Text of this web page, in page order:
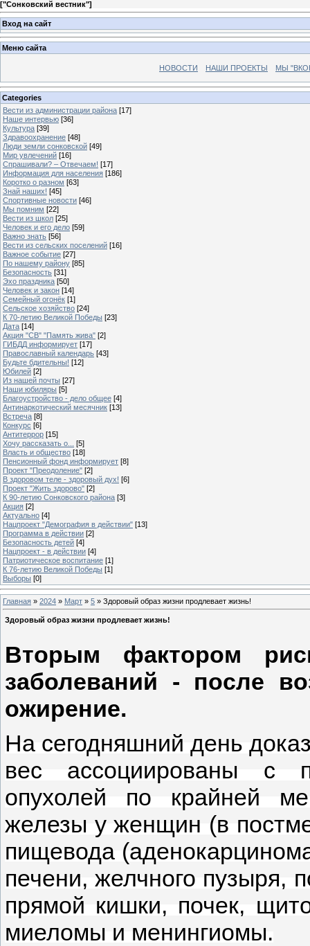
["Сонковский вестник"]
Вход на сайт
Меню сайта
НОВОСТИ НАШИ ПРОЕКТЫ МЫ
Categories
Вести из администрации района [17]
Наше интервью [36]
Культура [39]
Здравоохранение [48]
Люди земли сонковской [49]
Мир увлечений [16]
Спрашивали? – Отвечаем! [17]
Информация для населения [186]
Коротко о разном [63]
Знай наших! [45]
Спортивные новости [46]
Мы помним [22]
Вести из школ [25]
Человек и его дело [59]
Важно знать [56]
Вести из сельских поселений [16]
Важное событие [27]
По нашему району [85]
Безопасность [31]
Эхо праздника [50]
Человек и закон [14]
Семейный огонёк [1]
Сельское хозяйство [24]
К 70-летию Великой Победы [23]
Дата [14]
Акция "СВ" "Память жива" [2]
ГИБДД информирует [17]
Православный календарь [43]
Будьте бдительны! [12]
Юбилей [2]
Из нашей почты [27]
Наши юбиляры [5]
Благоустройство - дело общее [4]
Антинаркотический месячник [13]
Встреча [8]
Конкурс [6]
Антитеррор [15]
Хочу рассказать о...
[5]
Власть и общество [18]
Пенсионный фонд информирует [8]
Проект "Преодоление" [2]
В здоровом теле - здоровый дух! [6]
Проект "Жить здорово" [2]
К 90-летию Сонковского района [3]
Акция [2]
Актуально [4]
Нацпроект "Демография в действии" [13]
Программа в действии [2]
Безопасность детей [4]
Нацпроект - в действии [4]
Патриотическое воспитание [1]
К 76-летию Великой Победы [1]
Выборы [0]
Главная » 2024 » Март » 5 » Здоровый образ жизни продлевает жизнь!
Здоровый образ жизни продлевает жизнь!
Вторым фактором
заболеваний - после
ожирение.
На сегодняшний день
вес ассоциированы с
опухолей по крайней
железы у женщин (в
пищевода
печени, желчного пузыря,
прямой кишки, почек,
миеломы и менингиомы.